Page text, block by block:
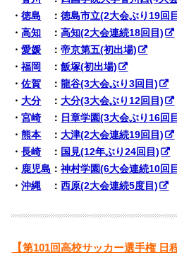
・徳島 ：徳島市立(2大会ぶり19回
・高知 ：高知(2大会連続18回目)
・愛媛 ：帝京第五(初出場)
・福岡 ：飯塚(初出場)
・佐賀 ：龍谷(3大会ぶり3回目)
・大分 ：大分(3大会ぶり12回目)
・宮崎 ： 日章学園(3大会ぶり16回
・熊本：大津(2大会連続19回目)
・長崎 ： 国見(12年ぶり24回目)
・ 鹿児島 ：神村学園(6大会連続10回
・沖縄 ：西原(2大会連続5度目)
【第101回高校サッカー選手権 日程